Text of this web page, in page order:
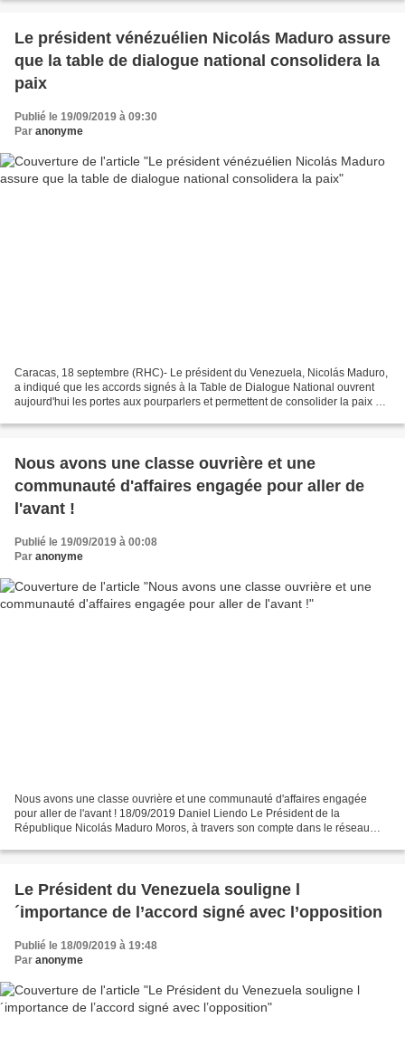
Le président vénézuélien Nicolás Maduro assure
que la table de dialogue national consolidera la
paix
Publié le 19/09/2019 à 09:30
Par anonyme
Caracas, 18 septembre (RHC)- Le président du Venezuela, Nicolás Maduro,
a indiqué que les accords signés à la Table de Dialogue National ouvrent
aujourd'hui les portes aux pourparlers et permettent de consolider la paix et
Nous avons une classe ouvrière et une
communauté d'affaires engagée pour aller de
l'avant !
Publié le 19/09/2019 à 00:08
Par anonyme
Nous avons une classe ouvrière et une communauté d'affaires engagée
pour aller de l'avant ! 18/09/2019 Daniel Liendo Le Président de la
République Nicolás Maduro Moros, à travers son compte dans le réseau
Le Président du Venezuela souligne l
´importance de l’accord signé avec l’opposition
Publié le 18/09/2019 à 19:48
Par anonyme